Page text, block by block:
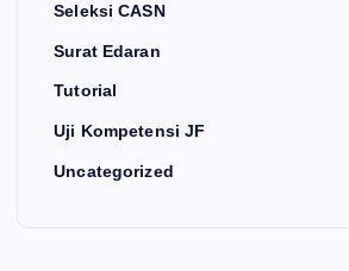
Seleksi CASN
Surat Edaran
Tutorial
Uji Kompetensi JF
Uncategorized